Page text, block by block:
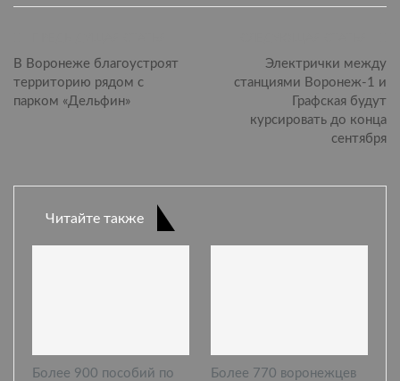
В Воронеже благоустроят
территорию рядом с
парком «Дельфин»
Электрички между
станциями Воронеж-1 и
Графская будут
курсировать до конца
сентября
Читайте также
Более 900 пособий по
Более 770 воронежцев